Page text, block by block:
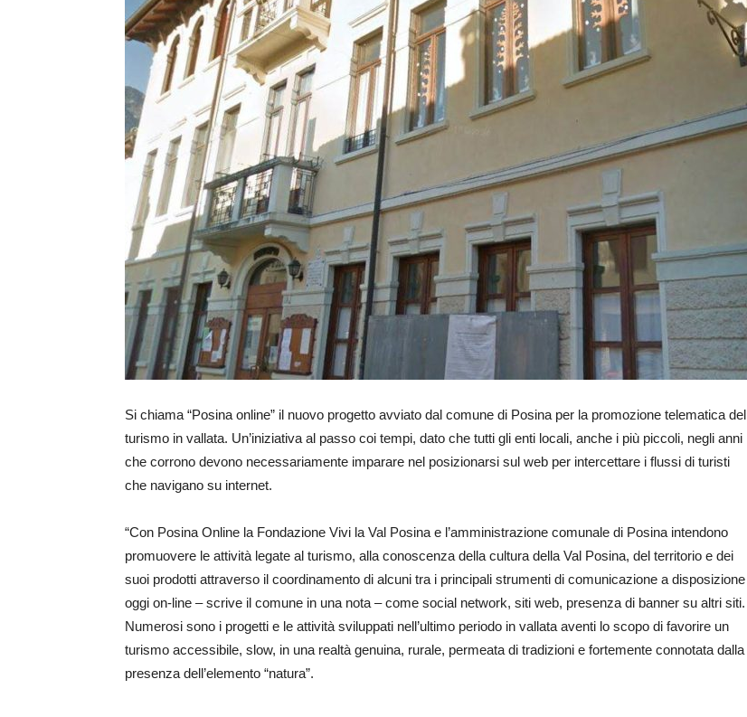
Si chiama “Posina online” il nuovo progetto avviato dal comune di Posina per la promozione telematica del
turismo in vallata. Un’iniziativa al passo coi tempi, dato che tutti gli enti locali, anche i più piccoli, negli anni
che corrono devono necessariamente imparare nel posizionarsi sul web per intercettare i flussi di turisti
che navigano su internet.
“Con Posina Online la Fondazione Vivi la Val Posina e l’amministrazione comunale di Posina intendono
promuovere le attività legate al turismo, alla conoscenza della cultura della Val Posina, del territorio e dei
suoi prodotti attraverso il coordinamento di alcuni tra i principali strumenti di comunicazione a disposizione
oggi on-line – scrive il comune in una nota – come social network, siti web, presenza di banner su altri siti.
Numerosi sono i progetti e le attività sviluppati nell’ultimo periodo in vallata aventi lo scopo di favorire un
turismo accessibile, slow, in una realtà genuina, rurale, permeata di tradizioni e fortemente connotata dalla
presenza dell’elemento “natura”.